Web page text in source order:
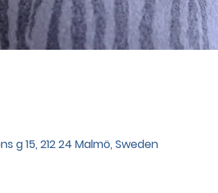
g 15, 212 24 Malmö, Sweden